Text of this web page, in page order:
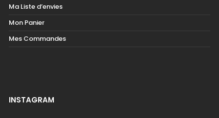
Ma Liste d’envies
Mon Panier
Mes Commandes
INSTAGRAM